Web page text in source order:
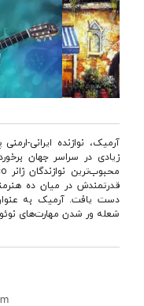
آرمیک، نوازنده ایرانی-
زیادی در سراسر جهان
دست یافت. آرمیک به
شعله ور شدن مهارت‌های